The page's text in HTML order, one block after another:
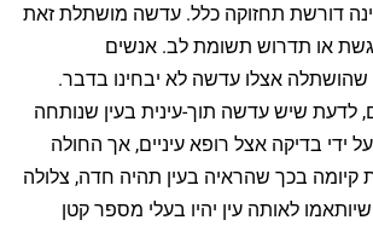
דורשת תחזוקה כלל. עדשה מושתלת זאת
או תדרוש תשומת לב. אנשים
אצלו עדשה לא יבחינו בדבר.
לדעת שיש עדשה תוך-עינית בעין שנותחה
ידי בדיקה אצל רופא עיניים, אך החולה
קיומה בכך שהראיה בעין תהיה חדה, צלולה
לאותה עין יהיו בעלי מספר קטן